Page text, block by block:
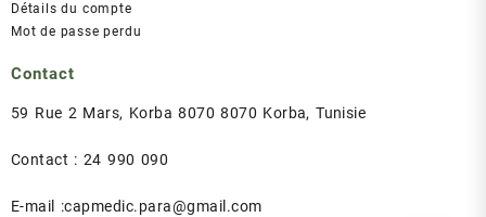
Détails du compte
Mot de passe perdu
Contact
59 Rue 2 Mars, Korba 8070 8070 Korba, Tunisie
Contact : 24 990 090
E-mail :capmedic.para@gmail.com